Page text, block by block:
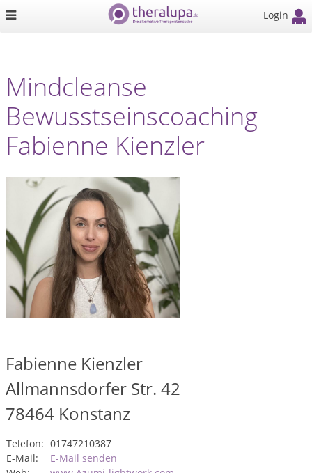
Login
Mindcleanse
Bewusstseinscoaching
Fabienne Kienzler
Fabienne Kienzler
Allmannsdorfer Str. 42
78464 Konstanz
Telefon: 01747210387
E-Mail:
E-Mail senden